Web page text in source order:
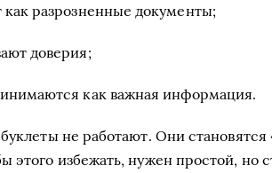
как разрозненные документы;
доверия;
как важная информация.
буклеты не работают. Они
этого избежать, нужен простой, но